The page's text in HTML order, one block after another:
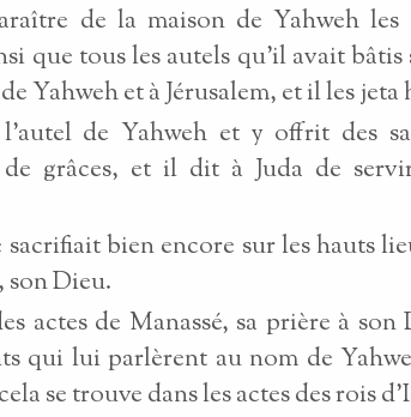
de la maison de Yahweh les
que tous les autels qu'il avait bâtis
Yahweh et à Jérusalem, et il les
de Yahweh et y offrit des
grâces, et il dit à Juda de
bien encore sur les hauts
son Dieu.
actes de Manassé, sa prière à
qui lui parlèrent au nom de
se trouve dans les actes des rois